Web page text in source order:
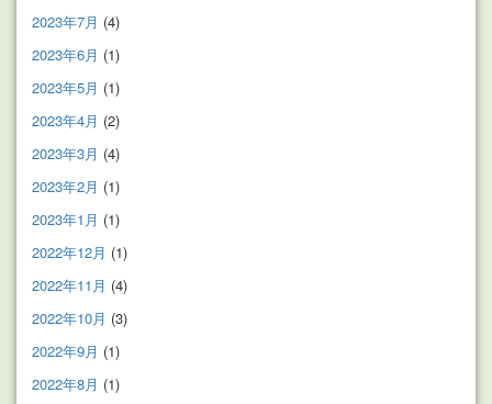
2023年7月 (4)
2023年6月 (1)
2023年5月 (1)
2023年4月 (2)
2023年3月 (4)
2023年2月 (1)
2023年1月 (1)
2022年12月 (1)
2022年11月 (4)
2022年10月 (3)
2022年9月 (1)
2022年8月 (1)